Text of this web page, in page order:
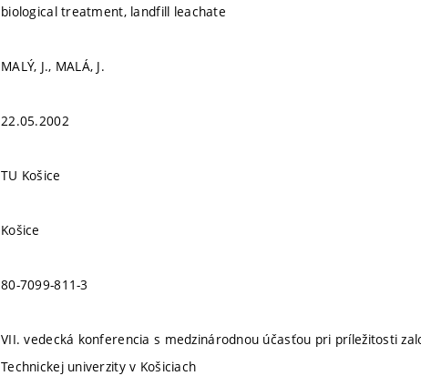
biological treatment, landfill leachate
MALÝ, J., MALÁ, J.
22.05.2002
TU Košice
Košice
80-7099-811-3
VII. vedecká konferencia s medzinárodnou účasťou pri príležitosti
Technickej univerzity v Košiciach